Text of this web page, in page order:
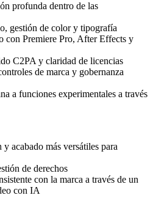
profunda dentro de las
gestión de color y tipografía
con Premiere Pro, After Effects y
C2PA y claridad de licencias
de marca y gobernanza
a funciones experimentales a través
acabado más versátiles para
de derechos
con la marca a través de un
con IA